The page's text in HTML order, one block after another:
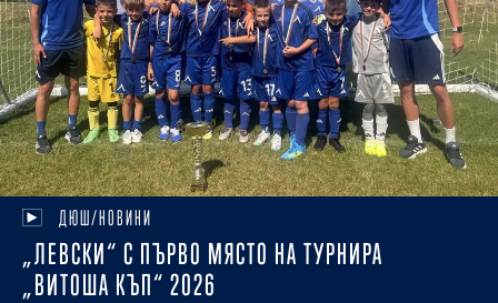
ДЮШ/НОВИНИ
„ЛЕВСКИ“ С ПЪРВО МЯСТО НА ТУРНИРА
„ВИТОША КЪП“ 2026